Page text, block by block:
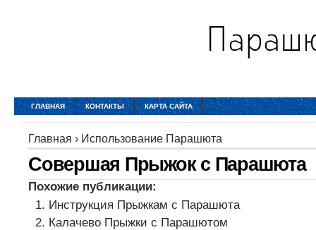
ГЛАВНАЯ КОНТАКТЫ КАРТА САЙТА
Главная › Использование Парашюта
Совершая Прыжок с Парашюта
Похожие публикации:
Инструкция Прыжкам с Парашюта
Калачево Прыжки с Парашютом